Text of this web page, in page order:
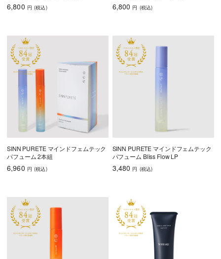
6,800 円 (税込) 6,800 円 (税込)
SINN PURETE マインドフェムテック
パフューム 2本組
6,960 円 (税込)
SINN PURETE マインドフェムテック
パフューム Bliss Flow LP
3,480 円 (税込)